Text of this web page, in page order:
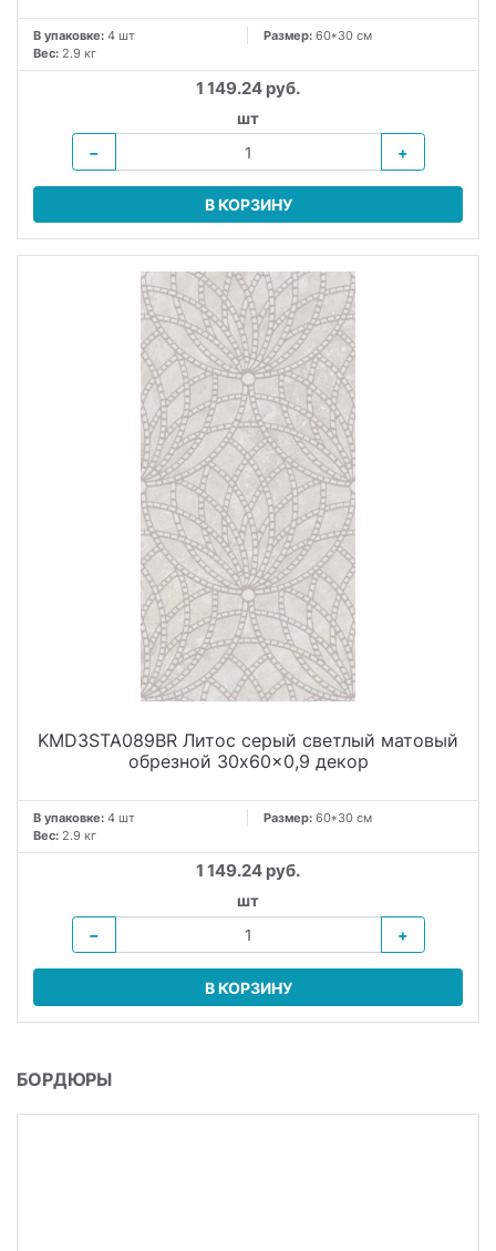
В упаковке: 4 шт Размер: 60*30 см
Вес: 2.9 кг
1 149.24 руб.
шт
−
+
В КОРЗИНУ
KMD3STA089BR Литос серый светлый матовый
обрезной 30x60x0,9 декор
В упаковке: 4 шт Размер: 60*30 см
Вес: 2.9 кг
1 149.24 руб.
шт
−
+
В КОРЗИНУ
БОРДЮРЫ